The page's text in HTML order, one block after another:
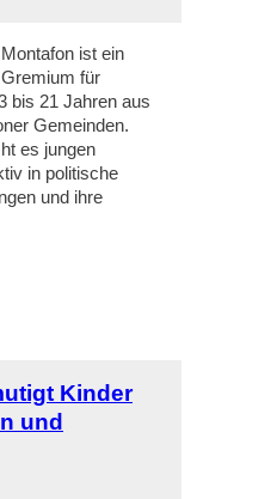
ist ein
für
bis 21 Jahren aus
Gemeinden.
es jungen
in politische
und ihre
Kinder
und